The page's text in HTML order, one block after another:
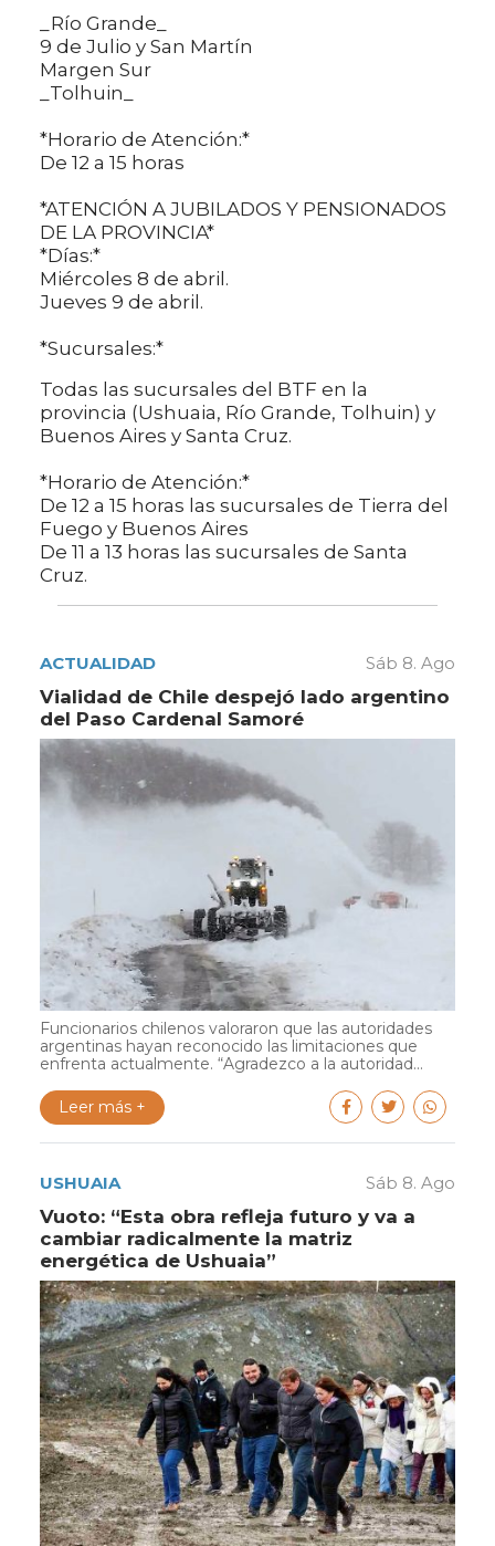
_Río Grande_
9 de Julio y San Martín
Margen Sur
_Tolhuin_
*Horario de Atención:*
De 12 a 15 horas
*ATENCIÓN A JUBILADOS Y PENSIONADOS
DE LA PROVINCIA*
*Días:*
Miércoles 8 de abril.
Jueves 9 de abril.
*Sucursales:*
Todas las sucursales del BTF en la
provincia (Ushuaia, Río Grande, Tolhuin) y
Buenos Aires y Santa Cruz.
*Horario de Atención:*
De 12 a 15 horas las sucursales de Tierra del
Fuego y Buenos Aires
De 11 a 13 horas las sucursales de Santa
Cruz.
ACTUALIDAD Sáb 8. Ago
Vialidad de Chile despejó lado argentino
del Paso Cardenal Samoré
Funcionarios chilenos valoraron que las autoridades
argentinas hayan reconocido las limitaciones que
enfrenta actualmente. “Agradezco a la autoridad...
Leer más +
USHUAIA Sáb 8. Ago
Vuoto: “Esta obra refleja futuro y va a
cambiar radicalmente la matriz
energética de Ushuaia”